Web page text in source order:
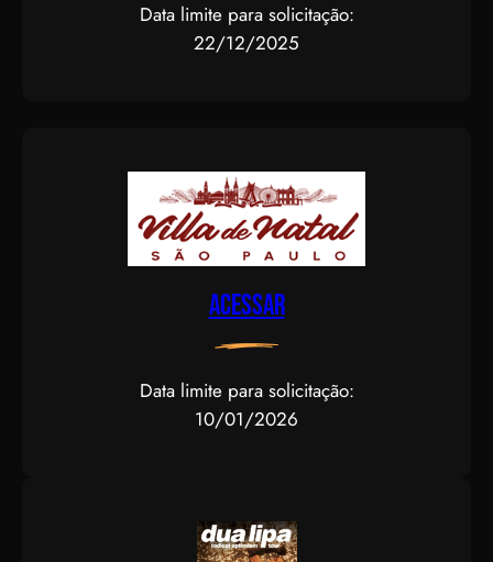
Data limite para solicitação:
22/12/2025
Acessar
Data limite para solicitação:
10/01/2026